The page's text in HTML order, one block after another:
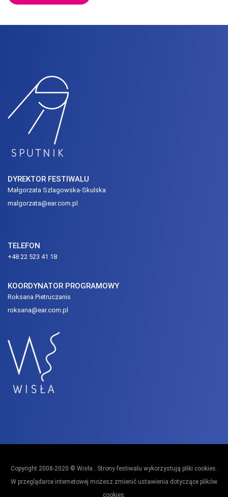
DYREKTOR FESTIWALU
Małgorzata Szlagowska-Skulska
malgorzata@ear.com.pl
TELEFON
+48 22 523 41 18
KOORDYNATOR PROGRAMOWY
Roksana Pietruczanis
roksana@ear.com.pl
Copyright 2008-2020 © Wisła . Strony festiwalu wykorzystują pliki cookies.
W przeglądarce internetowej możesz zmienić ustawienia dotyczące plików
cookies.